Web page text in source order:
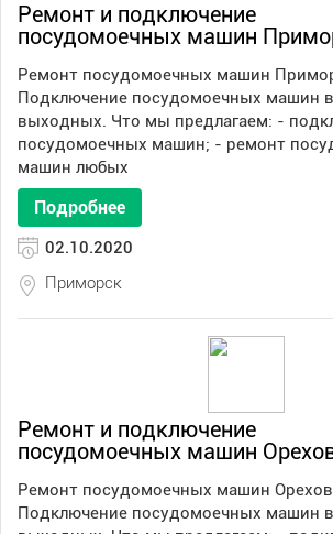
Ремонт и подключение
посудомоечных машин
Ремонт посудомоечных машин
Подключение посудомоечных машин
выходных. Что мы предлагаем: -
посудомоечных машин; - ремонт
машин любых
Подробнее
02.10.2020
Приморск
Ремонт и подключение
посудомоечных машин
Ремонт посудомоечных машин
Подключение посудомоечных машин